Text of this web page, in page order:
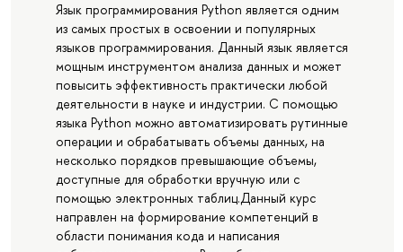
Язык программирования Python является одним
из самых простых в освоении и популярных
языков программирования. Данный язык является
мощным инструментом анализа данных и может
повысить эффективность практически любой
деятельности в науке и индустрии. С помощью
языка Python можно автоматизировать рутинные
операции и обрабатывать объемы данных, на
несколько порядков превышающие объемы,
доступные для обработки вручную или с
помощью электронных таблиц.Данный курс
направлен на формирование компетенций в
области понимания кода и написания